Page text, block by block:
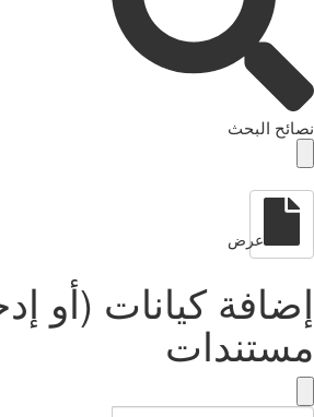
نصائح البحث
عرض
إضافة كيانات (أو
مستندات